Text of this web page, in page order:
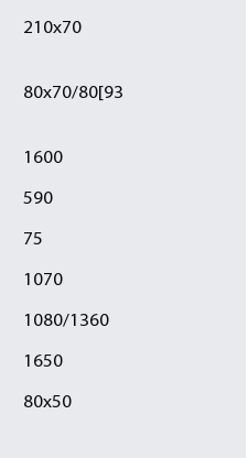
210х70
80х70/80[93
1600
590
75
1070
1080/1360
1650
80х50